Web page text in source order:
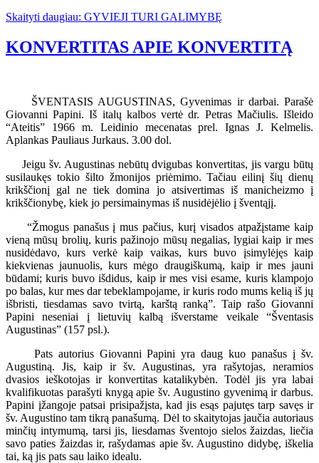
Skaityti daugiau: GYVIEJI TURI GALIMYBĘ
KONVERTITAS APIE KONVERTITĄ
ŠVENTASIS AUGUSTINAS, Gyvenimas ir darbai. Parašė
Giovanni Papini. Iš italų kalbos vertė dr. Petras Mačiulis. Išleido
“Ateitis” 1966 m. Leidinio mecenatas prel. Ignas J. Kelmelis.
Aplankas Pauliaus Jurkaus. 3.00 dol.
Jeigu šv. Augustinas nebūtų dvigubas konvertitas, jis vargu būtų
susilaukęs tokio šilto žmonijos priėmimo. Tačiau eilinį šių dienų
krikščionį gal ne tiek domina jo atsivertimas iš manicheizmo į
krikščionybę, kiek jo persimainymas iš nusidėjėlio į šventąjį.
“Žmogus panašus į mus pačius, kurį visados atpažįstame kaip
vieną mūsų brolių, kuris pažinojo mūsų negalias, lygiai kaip ir mes
nusidėdavo, kurs verkė kaip vaikas, kurs buvo įsimylėjęs kaip
kiekvienas jaunuolis, kurs mėgo draugiškumą, kaip ir mes jauni
būdami; kuris buvo išdidus, kaip ir mes visi esame, kuris klampojo
po balas, kur mes dar tebeklampojame, ir kuris rodo mums kelią iš jų
išbristi, tiesdamas savo tvirtą, karštą ranką”. Taip rašo Giovanni
Papini neseniai į lietuvių kalbą išverstame veikale “Šventasis
Augustinas” (157 psl.).
Pats autorius Giovanni Papini yra daug kuo panašus į šv.
Augustiną. Jis, kaip ir šv. Augustinas, yra rašytojas, neramios
dvasios ieškotojas ir konvertitas katalikybėn. Todėl jis yra labai
kvalifikuotas parašyti knygą apie šv. Augustino gyvenimą ir darbus.
Papini įžangoje patsai prisipažįsta, kad jis esąs pajutęs tarp savęs ir
šv. Augustino tam tikrą panašumą. Dėl to skaitytojas jaučia autoriaus
minčių intymumą, tarsi jis, liesdamas šventojo sielos žaizdas, liečia
savo paties žaizdas ir, rašydamas apie šv. Augustino didybę, iškelia
tai, ką jis pats sau laiko idealu.